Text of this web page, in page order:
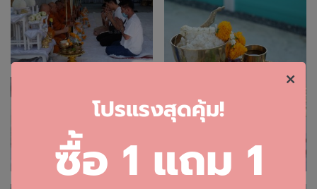
โปรแรงสุดคุ้ม!
ซื้อ 1 แถม 1